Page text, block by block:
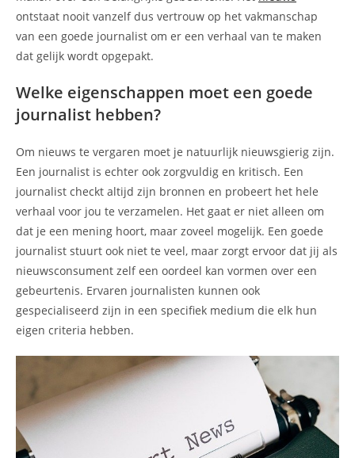
ontstaat nooit vanzelf dus vertrouw op het vakmanschap
van een goede journalist om er een verhaal van te maken
dat gelijk wordt opgepakt.
Welke eigenschappen moet een goede
journalist hebben?
Om nieuws te vergaren moet je natuurlijk nieuwsgierig zijn.
Een journalist is echter ook zorgvuldig en kritisch. Een
journalist checkt altijd zijn bronnen en probeert het hele
verhaal voor jou te verzamelen. Het gaat er niet alleen om
dat je een mening hoort, maar zoveel mogelijk. Een goede
journalist stuurt ook niet te veel, maar zorgt ervoor dat jij als
nieuwsconsument zelf een oordeel kan vormen over een
gebeurtenis. Ervaren journalisten kunnen ook
gespecialiseerd zijn in een specifiek medium die elk hun
eigen criteria hebben.